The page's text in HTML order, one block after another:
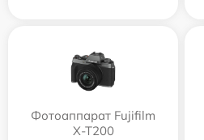
Фотоаппарат Fujifilm
X-T200